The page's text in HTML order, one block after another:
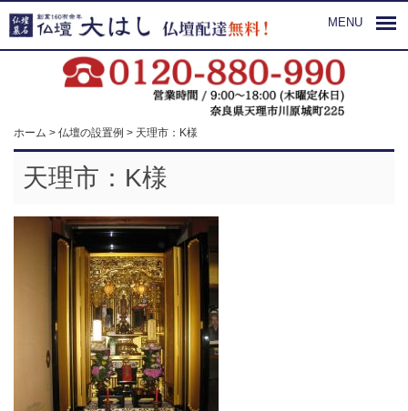
MENU
ホーム > 仏壇の設置例 > 天理市：K様
天理市：K様